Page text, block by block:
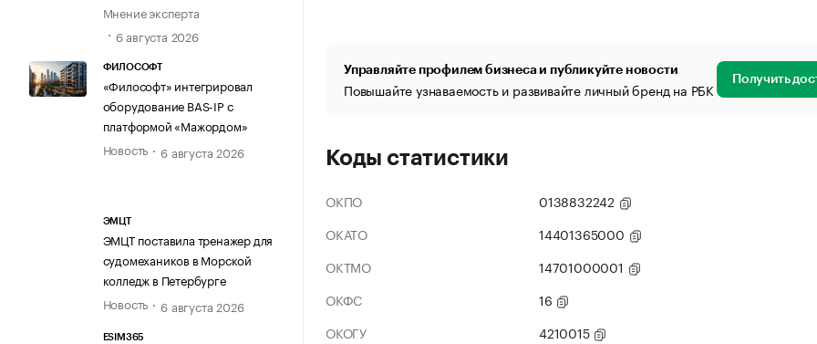
Мнение эксперта
6 августа 2026
ФИЛОСОФТ
«Философт» интегрировал
оборудование BAS-IP с
платформой «Мажордом»
Новость
6 августа 2026
ЭМЦТ
ЭМЦТ поставила тренажер для
судомехаников в Морской
колледж в Петербурге
Новость
6 августа 2026
ESIM365
Управляйте профилем бизнеса и публикуйте новости
Повышайте узнаваемость и развивайте личный бренд на РБК Получить
Коды статистики
ОКПО
0138832242
ОКАТО
14401365000
ОКТМО
14701000001
ОКФС
16
ОКОГУ
4210015